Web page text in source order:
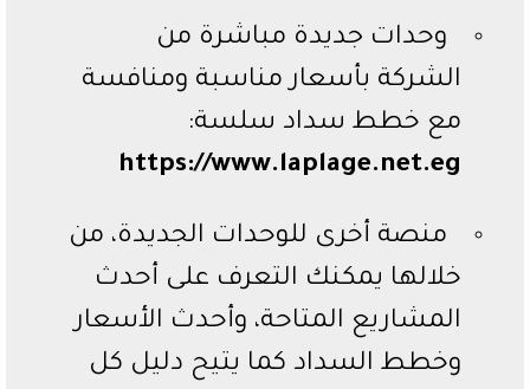
وحدات جديدة مباشرة من
الشركة بأسعار مناسبة ومنافسة
مع خطط سداد سلسة:
https://www.laplage.net.eg
منصة أخرى للوحدات الجديدة، من
خلالها يمكنك التعرف على أحدث
المشاريع المتاحة، وأحدث الأسعار
وخطط السداد كما يتيح دليل كل